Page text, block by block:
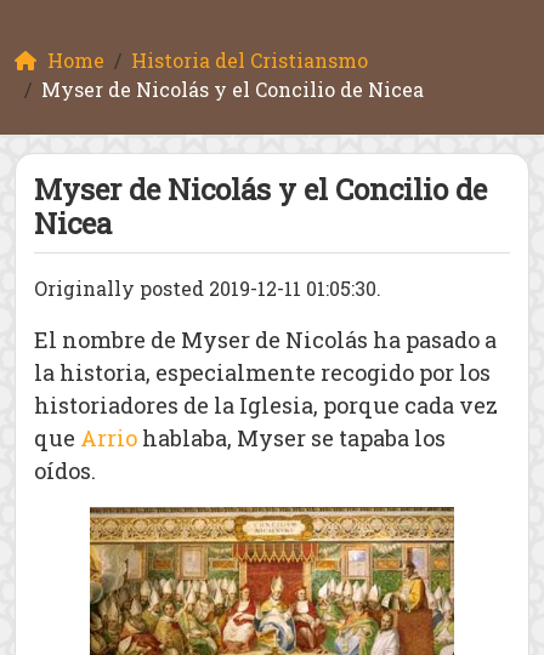
Home
Historia del Cristiansmo
Myser de Nicolás y el Concilio de Nicea
Myser de Nicolás y el Concilio de
Nicea
Originally posted 2019-12-11 01:05:30.
El nombre de Myser de Nicolás ha pasado a
la historia, especialmente recogido por los
historiadores de la Iglesia, porque cada vez
que Arrio hablaba, Myser se tapaba los
oídos.